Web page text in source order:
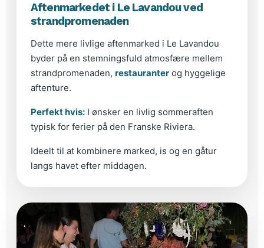
Aftenmarkedet i Le Lavandou ved
strandpromenaden
Dette mere livlige aftenmarked i Le Lavandou
byder på en stemningsfuld atmosfære mellem
strandpromenaden, restauranter og hyggelige
aftenture.
Perfekt hvis: I ønsker en livlig sommeraften
typisk for ferier på den Franske Riviera.
Ideelt til at kombinere marked, is og en gåtur
langs havet efter middagen.